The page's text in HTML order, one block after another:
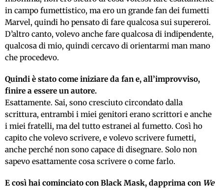
in campo fumettistico, ma ero un grande fan dei fumetti
Marvel, quindi ho pensato di fare qualcosa sui supereroi.
D’altro canto, volevo anche fare qualcosa di indipendente,
qualcosa di mio, quindi cercavo di orientarmi man mano
che procedevo.
Quindi è stato come iniziare da fan e, all’improvviso,
finire a essere un autore.
Esattamente. Sai, sono cresciuto circondato dalla
scrittura, entrambi i miei genitori erano scrittori e anche
i miei fratelli, ma del tutto estranei al fumetto. Così ho
capito che volevo scrivere, e volevo scrivere fumetti,
anche perché non sono capace di disegnare. Solo non
sapevo esattamente cosa scrivere o come farlo.
E così hai cominciato con Black Mask, dapprima con We